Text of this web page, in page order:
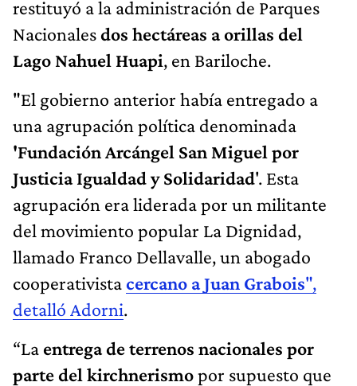
restituyó a la administración de Parques
Nacionalesdos hectáreas a orillas del
Lago Nahuel Huapi, en Bariloche.
"El gobierno anterior había entregado a
una agrupación política denominada
'Fundación Arcángel San Miguel por
Justicia Igualdad y Solidaridad'. Esta
agrupación era liderada por un militante
del movimiento popular La Dignidad,
llamado Franco Dellavalle, un abogado
cooperativistacercano a Juan Grabois",
detalló Adorni.
“La entrega de terrenos nacionales por
parte del kirchnerismopor supuesto que